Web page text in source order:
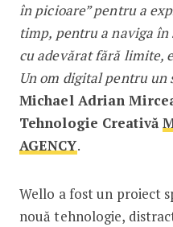
în picioare” pentru a
timp, pentru a naviga
cu adevărat fără limite,
Un om digital pentru un
Michael Adrian
Tehnologie Creativă
AGENCY.
Wello a fost un proiect
nouă tehnologie,